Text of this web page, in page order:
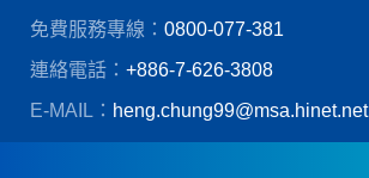
免費服務專線： 0800-077-381
連絡電話： +886-7-626-3808
E-MAIL： heng.chung99@msa.hinet.net